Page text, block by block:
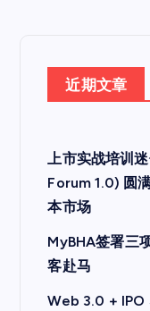
近期文章
上市实战培训
Forum 1.0) 圆
本市场
MyBHA签署三
客赴马
Web 3.0 + IPO